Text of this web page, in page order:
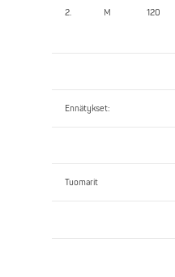
2. M 120
Ennätykset:
Tuomarit